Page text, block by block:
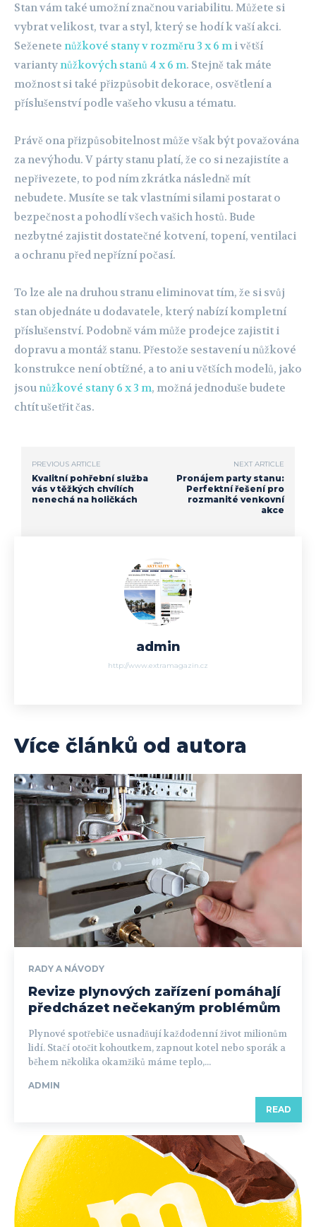
Stan vám také umožní značnou variabilitu. Můžete si
vybrat velikost, tvar a styl, který se hodí k vaší akci.
Seženete nůžkové stany v rozměru 3 x 6 m i větší
variantynůžkových stanů 4 x 6 m. Stejně tak máte
možnost si také přizpůsobit dekorace, osvětlení a
příslušenství podle vašeho vkusu a tématu.
Právě ona přizpůsobitelnost může však být považována
za nevýhodu. V párty stanu platí, že co si nezajistíte a
nepřivezete, to pod ním zkrátka následně mít
nebudete. Musíte se tak vlastními silami postarat o
bezpečnost a pohodlí všech vašich hostů. Bude
nezbytné zajistit dostatečné kotvení, topení, ventilaci
a ochranu před nepřízní počasí.
To lze ale na druhou stranu eliminovat tím, že si svůj
stan objednáte u dodavatele, který nabízí kompletní
příslušenství. Podobně vám může prodejce zajistit i
dopravu a montáž stanu. Přestože sestavení u nůžkové
konstrukce není obtížné, a to ani u větších modelů, jako
jsounůžkové stany 6 x 3 m, možná jednoduše budete
chtít ušetřit čas.
PREVIOUS ARTICLE
Kvalitní pohřební služba
vás v těžkých chvílích
nenechá na holičkách
NEXT ARTICLE
Pronájem party stanu:
Perfektní řešení pro
rozmanité venkovní
akce
admin
http://www.extramagazin.cz
Více článků od autora
RADY A NÁVODY
Revize plynových zařízení pomáhají
předcházet nečekaným problémům
Plynové spotřebiče usnadňují každodenní život milionům
lidí. Stačí otočit kohoutkem, zapnout kotel nebo sporák a
během několika okamžiků máme teplo,...
ADMIN
READ